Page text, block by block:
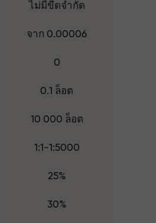
ไม่มีขีดจำกัด
จาก 0.00006
0
0.1 ล็อต
10 000 ล็อต
1:1-1:5000
25%
30%